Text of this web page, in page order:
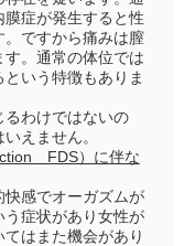
症が発生すると性
ですから痛みは膣
。通常の体位では
いう特徴もありま
るわけではないの
えません。
FDS）に伴な
感でオーガズムが
症状があり女性が
はまた機会があり